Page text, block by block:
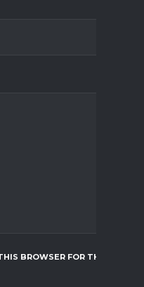
BROWSER FOR THE